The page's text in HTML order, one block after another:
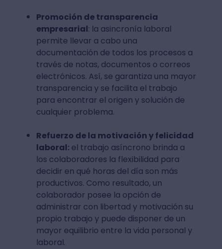
Promoción de transparencia
empresarial: la asincronía laboral
permite llevar a cabo una
documentación de todos los procesos a
través de notas, documentos o correos
electrónicos. Así, se garantiza una mayor
transparencia y se facilita el trabajo
para encontrar el origen y solución de
cualquier problema.
Refuerzo de la motivación y felicidad
laboral:el trabajo asíncrono brinda a
los colaboradores la flexibilidad para
decidir en qué horas del día son más
productivos. Como resultado, un
colaborador posee la opción de
administrar con libertad y motivación su
propio trabajo y puede disponer de un
mayor equilibrio entre la vida personal y
laboral.